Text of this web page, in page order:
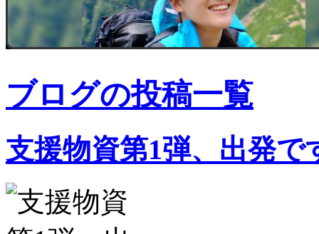
ブログの投稿一覧
支援物資第1弾、出発で